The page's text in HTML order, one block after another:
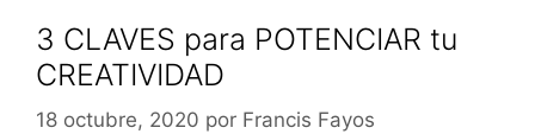
3 CLAVES para POTENCIAR tu
CREATIVIDAD
18 octubre, 2020 por Francis Fayos